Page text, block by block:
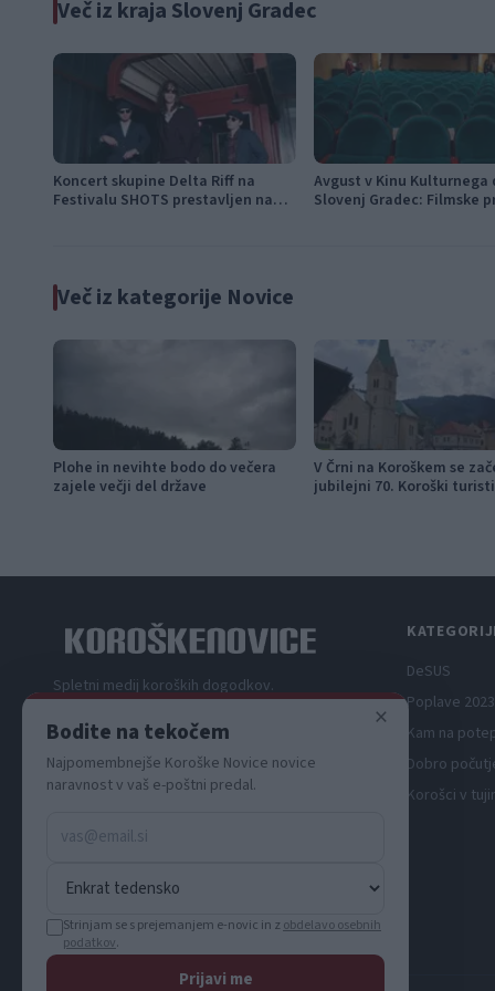
Več iz kraja Slovenj Gradec
Koncert skupine Delta Riff na
Festivalu SHOTS prestavljen na
Avgust v Kinu Kulturnega
Slovenj Gradec: Filmske
Več iz kategorije Novice
Plohe in nevihte bodo do večera
zajele večji del države
V Črni na Koroškem se
jubilejni 70. Koroški
Spletni medij koroških dogodkov.
DeSUS
Poplave
Kam na
Dobro
Korošci v
×
Bodite na tekočem
Najpomembnejše Koroške Novice novice
naravnost v vaš e-poštni predal.
Strinjam se s prejemanjem e-novic in z obdelavo osebnih
podatkov.
Prijavi me